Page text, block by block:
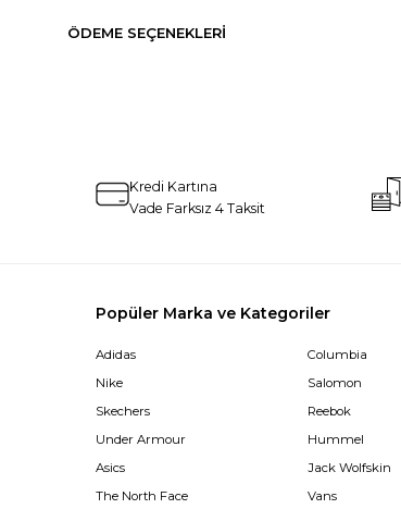
ÖDEME SEÇENEKLERI
Kredi Kartına
Vade Farksız 4 Taksit
Popüler Marka ve Kategoriler
Adidas
Nike
Skechers
Under Armour
Asics
The North Face
Columbia
Salomon
Reebok
Hummel
Jack Wolfskin
Vans